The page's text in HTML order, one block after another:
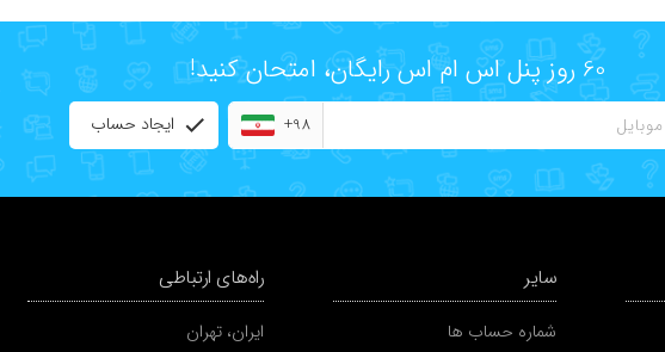
60 روز پنل اس ام اس رایگان، امتحان کنید!
+98 ایجاد حساب
سایر
شماره حساب ها
راه‌های ارتباطی
ایران، تهران